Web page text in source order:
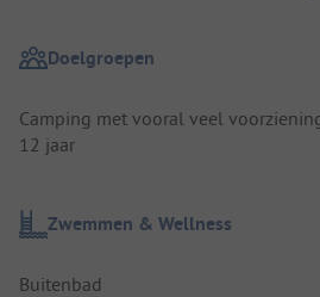
Doelgroepen
Camping met vooral veel
12 jaar
Zwemmen & Wellness
Buitenbad